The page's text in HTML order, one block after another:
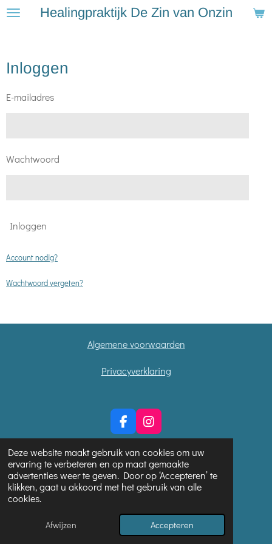
Deze website maakt gebruik van cookies om uw
ervaring te verbeteren en op maat gemaakte
advertenties weer te geven. Door op ‘Accepteren’ te
klikken, gaat u akkoord met het gebruik van alle
cookies.
Afwijzen Accepteren
Ga
de
Healingpraktijk De Zin van Onzin
Inloggen
E-mailadres
Wachtwoord
Inloggen
Account nodig?
Wachtwoord vergeten?
Algemene voorwaarden
Privacyverklaring
F
a
c
e
b
o
I
n
s
t
a
g
m
© 2024 - 2026 Healingpraktijk De Zin van Onzin
Powered byJouwWeb